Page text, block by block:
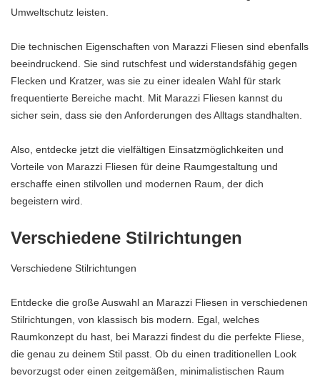
Umweltschutz leisten.
Die technischen Eigenschaften von Marazzi Fliesen sind ebenfalls
beeindruckend. Sie sind rutschfest und widerstandsfähig gegen
Flecken und Kratzer, was sie zu einer idealen Wahl für stark
frequentierte Bereiche macht. Mit Marazzi Fliesen kannst du
sicher sein, dass sie den Anforderungen des Alltags standhalten.
Also, entdecke jetzt die vielfältigen Einsatzmöglichkeiten und
Vorteile von Marazzi Fliesen für deine Raumgestaltung und
erschaffe einen stilvollen und modernen Raum, der dich
begeistern wird.
Verschiedene Stilrichtungen
Verschiedene Stilrichtungen
Entdecke die große Auswahl an Marazzi Fliesen in verschiedenen
Stilrichtungen, von klassisch bis modern. Egal, welches
Raumkonzept du hast, bei Marazzi findest du die perfekte Fliese,
die genau zu deinem Stil passt. Ob du einen traditionellen Look
bevorzugst oder einen zeitgemäßen, minimalistischen Raum